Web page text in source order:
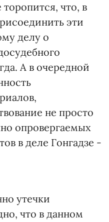
что, в
эти
делу о
А в очередной
не просто
опровергаемых
в деле Гонгадзе -
утечки
что в данном